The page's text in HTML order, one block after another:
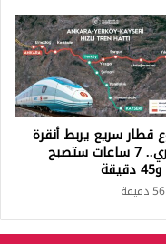
قطار سريع يربط أنقرة
بقيصري.. 7 ساعات ستصبح